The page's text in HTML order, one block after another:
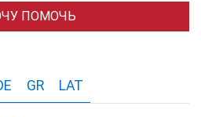
ПОМОЧЬ
GR LAT